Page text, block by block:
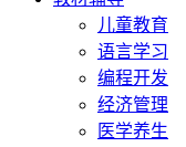
儿童教育
语言学习
编程开发
经济管理
医学养生